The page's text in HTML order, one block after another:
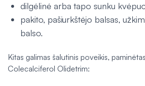
dilgėlinė arba tapo sunku
pakito, pašiurkštėjo balsas,
balso.
Kitas galimas šalutinis poveikis,
Colecalciferol Olidetrim: